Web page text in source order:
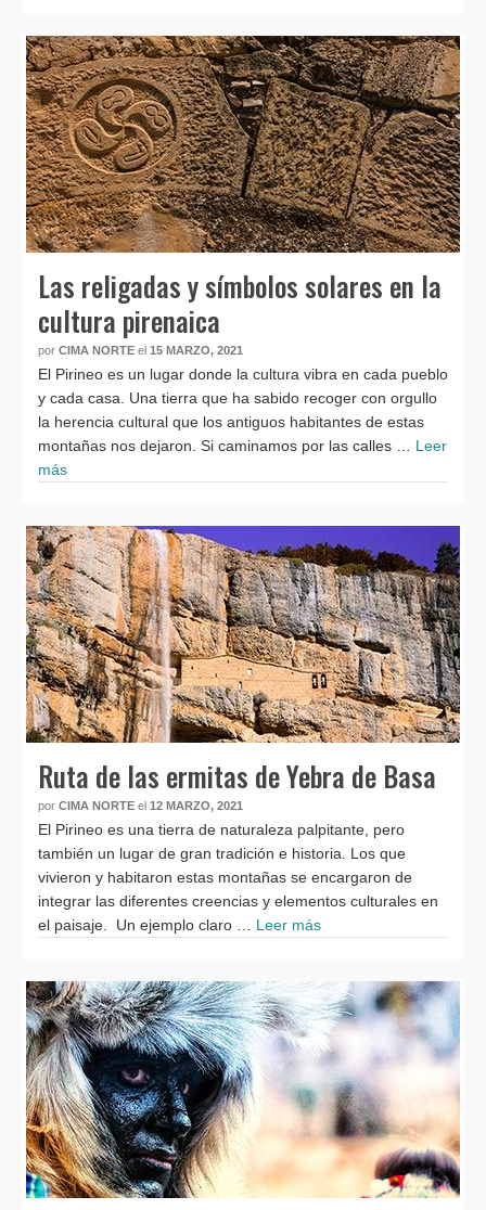
Las religadas y símbolos solares en la
cultura pirenaica
por CIMA NORTE el 15 MARZO, 2021
El Pirineo es un lugar donde la cultura vibra en cada pueblo
y cada casa. Una tierra que ha sabido recoger con orgullo
la herencia cultural que los antiguos habitantes de estas
montañas nos dejaron. Si caminamos por las calles … Leer
más
Ruta de las ermitas de Yebra de Basa
por CIMA NORTE el 12 MARZO, 2021
El Pirineo es una tierra de naturaleza palpitante, pero
también un lugar de gran tradición e historia. Los que
vivieron y habitaron estas montañas se encargaron de
integrar las diferentes creencias y elementos culturales en
el paisaje. Un ejemplo claro … Leer más